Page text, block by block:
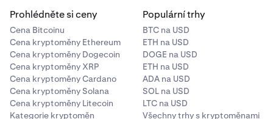
Prohlédněte si ceny
Cena Bitcoinu
Cena kryptoměny Ethereum
Cena kryptoměny Dogecoin
Cena kryptoměny XRP
Cena kryptoměny Cardano
Cena kryptoměny Solana
Cena kryptoměny Litecoin
Kategorie kryptoměn
Populární trhy
BTC na USD
ETH na USD
DOGE na USD
ETH na USD
ADA na USD
SOL na USD
LTC na USD
Všechny trhy s kryptoměnami